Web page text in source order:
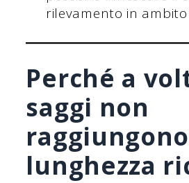
rilevamento in ambito
Perché a
saggi non
lunghezza